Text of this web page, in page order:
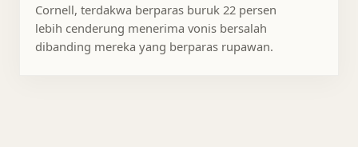
Cornell, terdakwa berparas buruk 22 persen
lebih cenderung menerima vonis bersalah
dibanding mereka yang berparas rupawan.